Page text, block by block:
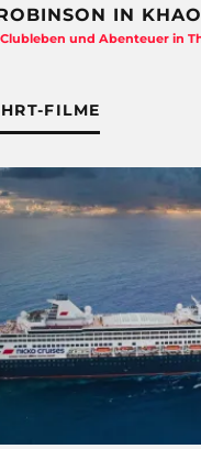
IN
Clubleben und Abenteuer in
FILME